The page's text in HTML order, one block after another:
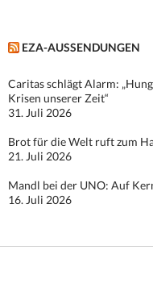
EZA-AUSSENDUNGEN
Caritas schlägt Alarm:
Krisen unserer Zeit“
31. Juli 2026
Brot für die Welt ruft zum
21. Juli 2026
Mandl bei der UNO: Auf
16. Juli 2026